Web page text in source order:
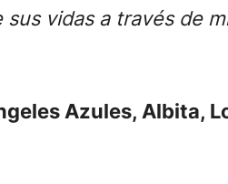
vidas a través de
Azules, Albita,